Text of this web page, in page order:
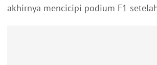
akhirnya mencicipi podium F1